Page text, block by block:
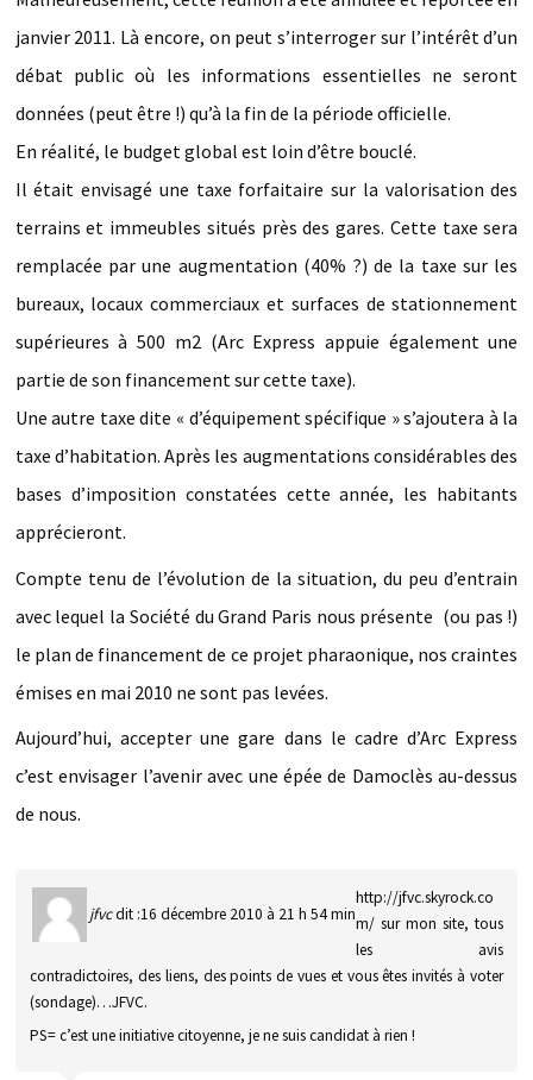
janvier 2011. Là encore, on peut s’interroger sur l’intérêt d’un
débat public où les informations essentielles ne seront
données (peut être !) qu’à la fin de la période officielle.
En réalité, le budget global est loin d’être bouclé.
Il était envisagé une taxe forfaitaire sur la valorisation des
terrains et immeubles situés près des gares. Cette taxe sera
remplacée par une augmentation (40% ?) de la taxe sur les
bureaux, locaux commerciaux et surfaces de stationnement
supérieures à 500 m2 (Arc Express appuie également une
partie de son financement sur cette taxe).
Une autre taxe dite « d’équipement spécifique » s’ajoutera à la
taxe d’habitation. Après les augmentations considérables des
bases d’imposition constatées cette année, les habitants
apprécieront.
Compte tenu de l’évolution de la situation, du peu d’entrain
avec lequel la Société du Grand Paris nous présente (ou pas !)
le plan de financement de ce projet pharaonique, nos craintes
émises en mai 2010 ne sont pas levées.
Aujourd’hui, accepter une gare dans le cadre d’Arc Express
c’est envisager l’avenir avec une épée de Damoclès au-dessus
de nous.
jfvcdit :16 décembre 2010 à 21 h 54 min
http://jfvc.skyrock.co
m/ sur mon site, tous
les avis
contradictoires, des liens, des points de vues et vous êtes invités à voter
(sondage)…JFVC.
PS= c’est une initiative citoyenne, je ne suis candidat à rien !